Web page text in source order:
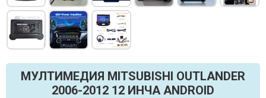
МУЛТИМЕДИЯ MITSUBISHI OUTLANDER
2006-2012 12 ИНЧА ANDROID